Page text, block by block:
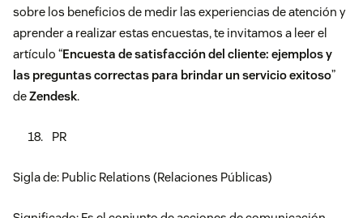
sobre los beneficios de medir las experiencias de atención y
aprender a realizar estas encuestas, te invitamos a leer el
artículo “Encuesta de satisfacción del cliente: ejemplos y
las preguntas correctas para brindar un servicio exitoso”
deZendesk.
PR
Sigla de: Public Relations (Relaciones Públicas)